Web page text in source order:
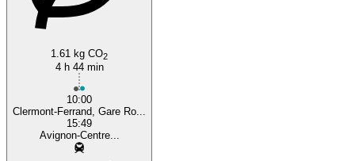
1.61 kg CO2
4 h 44 min
10:00
Clermont-Ferrand, Gare Ro...
15:49
Avignon-Centre...